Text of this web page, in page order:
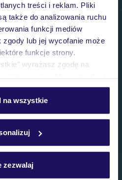
treści i reklam. Pliki
także do analizowania ruchu
funkcji mediów
zgody lub jej wycofanie może
funkcje strony.
wyrażasz zgodę na
wchodząc w zakładkę
plikach cookie znajdziesz
na wszystkie
zezwalaj
Rezerwacji